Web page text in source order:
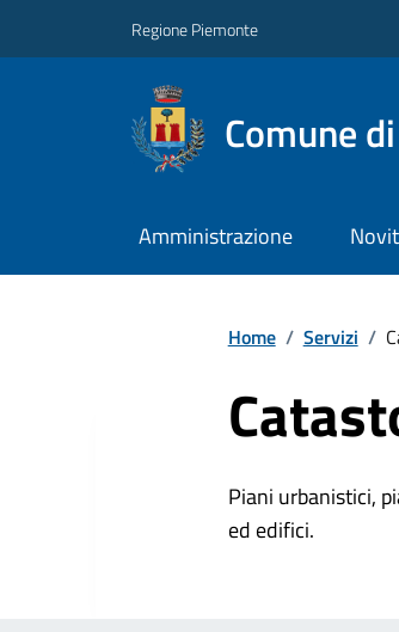
Regione Piemonte
Comune
Amministrazione
Home / Servizi /
Piani urbanistici,
ed edifici.